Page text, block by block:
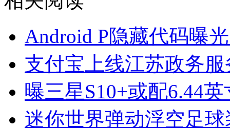
Android P隐藏代码曝
支付宝上线江苏政务
曝三星S10+或配6.44
迷你世界弹动浮空足